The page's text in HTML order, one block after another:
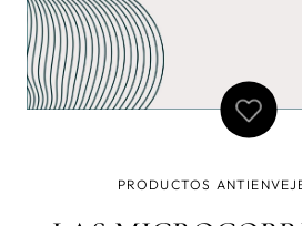
PRODUCTOS